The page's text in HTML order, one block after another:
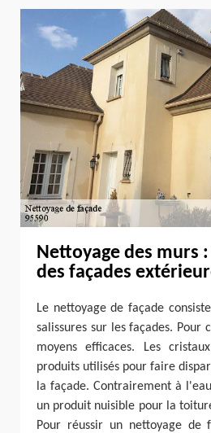
Nettoyage des murs
des façades
Le nettoyage de façade
salissures sur les façades. Pour
moyens efficaces. Les
produits utilisés pour faire
la façade. Contrairement à
un produit nuisible pour la
Pour réussir un nettoyage de